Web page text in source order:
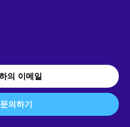
문의하기